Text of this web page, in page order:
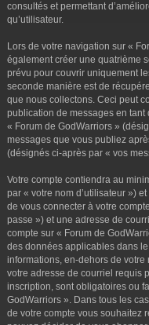
consultés et permettant
qu’utilisateur.
Lors de votre navigation sur «
également créer une quatrième
prévu pour couvrir uniquement
seconde manière est de
que nous collectons. Ceci peut
publication de messages en tant
« Forum de GodWarriors »
messages que vous publiez
(désignés ci-après par « vos
Votre compte contiendra au
par « votre nom d’utilisateur »)
de vous connecter à votre
passe ») et une adresse de
compte sur « Forum de
des données applicables dans
informations, en-dehors de votre
votre adresse de courriel requis
inscription, sont obligatoires ou
GodWarriors ». Dans tous les
de votre compte vous souhaitez